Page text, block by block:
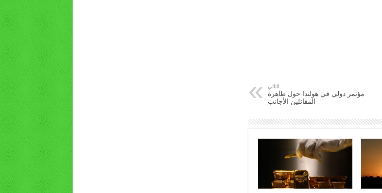
التالي
مؤتمر دولي في هولندا حول ظاهرة
المقاتلين الأجانب